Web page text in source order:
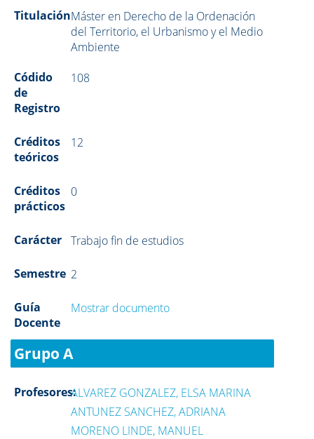
TitulaciónMáster en Derecho de la Ordenación
del Territorio, el Urbanismo y el Medio
Ambiente
Códido
de
Registro
108
Créditos
teóricos
12
Créditos
prácticos
0
Carácter Trabajo fin de estudios
Semestre 2
Guía
Docente
Mostrar documento
Grupo A
Profesores:ALVAREZ GONZALEZ, ELSA MARINA
ANTUNEZ SANCHEZ, ADRIANA
MORENO LINDE, MANUEL